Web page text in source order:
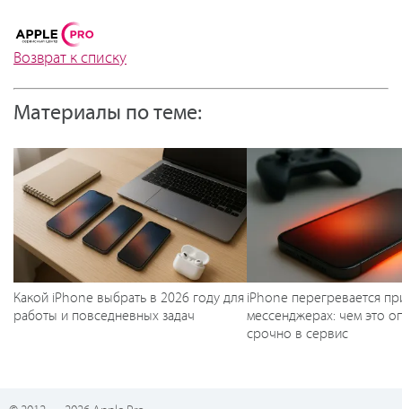
Возврат к списку
Материалы по теме:
Какой iPhone выбрать в 2026 году для
работы и повседневных задач
iPhone перегревается
мессенджерах: чем это
срочно в сервис